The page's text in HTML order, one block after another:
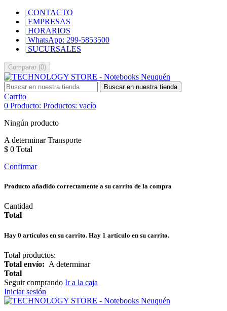
| CONTACTO
| EMPRESAS
| HORARIOS
| WhatsApp: 299-5853500
| SUCURSALES
Comparar (0)
Buscar en nuestra tienda
Carrito
0 Producto: Productos: vacío
Ningún producto
A determinarTransporte
$ 0 Total
Confirmar
Producto añadido correctamente a su carrito de la compra
Cantidad
Total
Hay 0 artículos en su carrito. Hay 1 artículo en su carrito.
Total productos:
Total envío: A determinar
Total
Seguir comprando Ir a la caja
Iniciar sesión